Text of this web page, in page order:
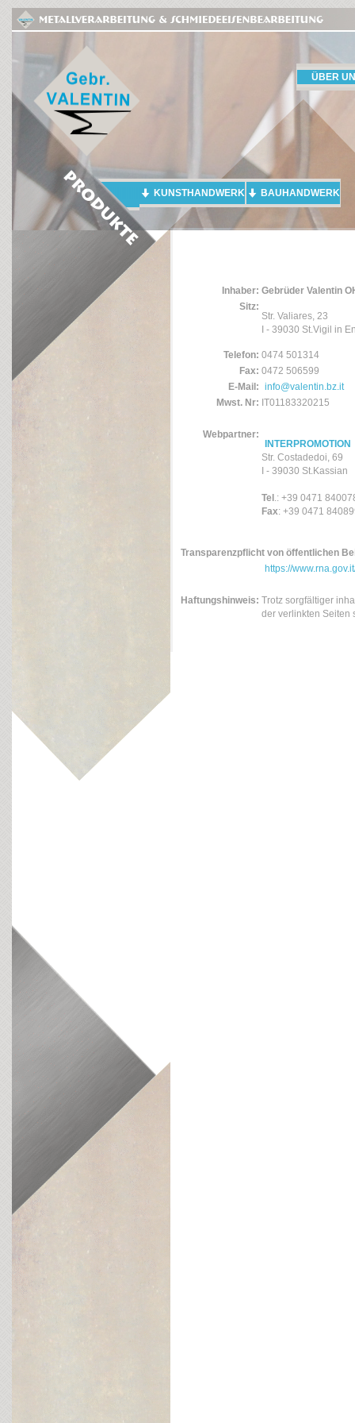
ÜBER
KUNSTHANDWERK BAUHANDWERK
Inhaber: Gebrüder Valentin
Sitz:
Str. Valiares, 23
I - 39030 St.Vigil in
Telefon: 0474 501314
Fax: 0472 506599
E-Mail: info@valentin.bz.it
Mwst. Nr: IT01183320215
Webpartner:
INTERPROMOTION
Str. Costadedoi, 69
I - 39030 St.Kassian
Tel .: +39 0471
Fax: +39 0471
Transparenzpflicht von öffentlichen
https://
Haftungshinweis: Trotz sorgfältiger
der verlinkten Seiten